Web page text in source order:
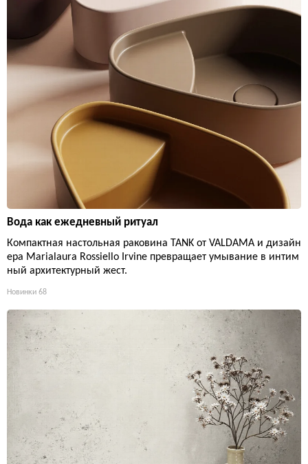
Вода как ежедневный ритуал
Компактная настольная раковина TANK от VALDAMA и дизайн
ера Marialaura Rossiello Irvine превращает умывание в интим
ный архитектурный жест.
Новинки 68